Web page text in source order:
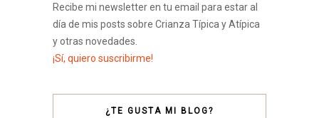
Recibe mi newsletter en tu email para estar al
día de mis posts sobre Crianza Típica y Atípica
y otras novedades.
¡Sí, quiero suscribirme!
¿TE GUSTA MI BLOG?